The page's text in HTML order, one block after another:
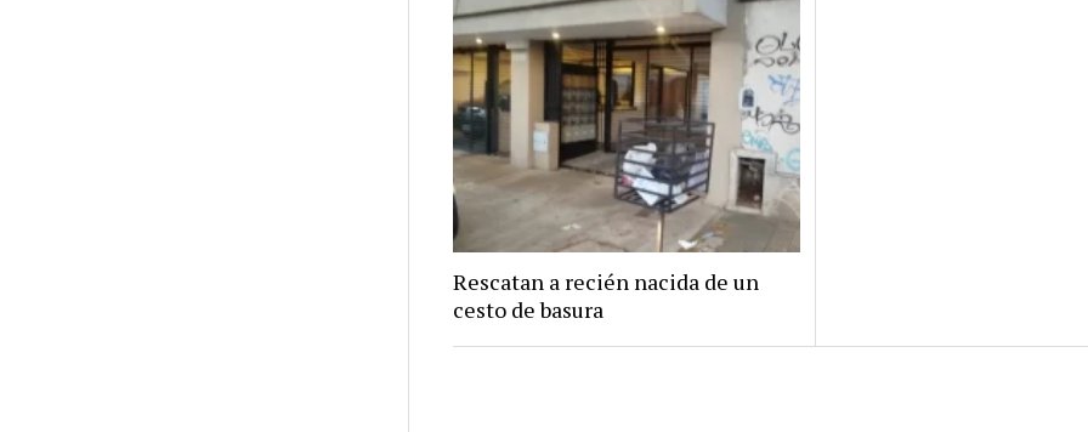
Rescatan a recién nacida de un
cesto de basura